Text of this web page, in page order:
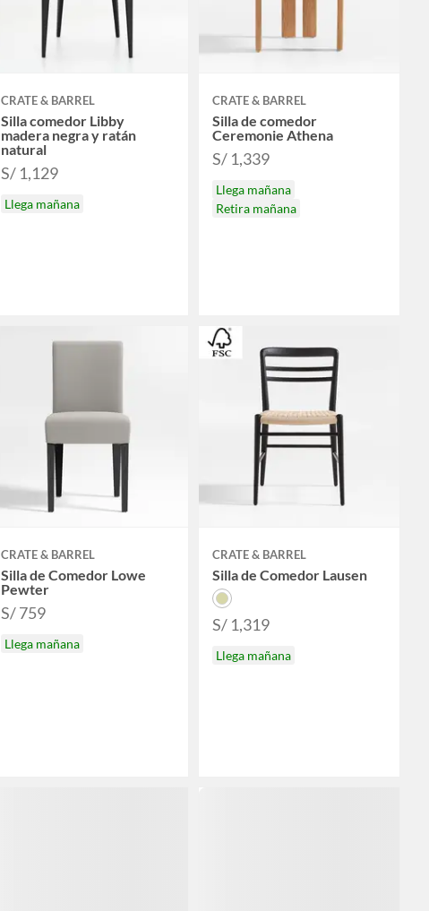
CRATE & BARREL
Silla comedor Libby
madera negra y ratán
natural
S/ 1,129
Llega mañana
CRATE & BARREL
Silla de comedor
Ceremonie Athena
S/ 1,339
Llega mañana
Retira mañana
CRATE & BARREL
Silla de Comedor Lowe
Pewter
S/ 759
Llega mañana
CRATE & BARREL
Silla de Comedor Lausen
S/ 1,319
Llega mañana